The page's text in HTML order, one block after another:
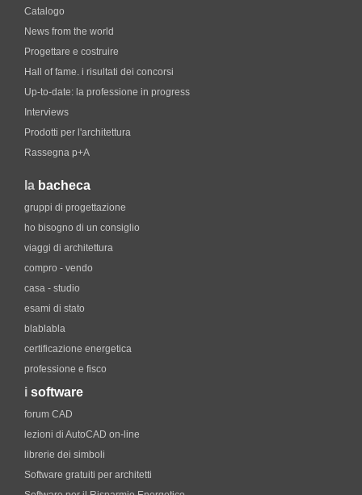
Catalogo
News from the world
Progettare e costruire
Hall of fame. i risultati dei concorsi
Up-to-date: la professione in progress
Interviews
Prodotti per l'architettura
Rassegna p+A
la bacheca
gruppi di progettazione
ho bisogno di un consiglio
viaggi di architettura
compro - vendo
casa - studio
esami di stato
blablabla
certificazione energetica
professione e fisco
i software
forum CAD
lezioni di AutoCAD on-line
librerie dei simboli
Software gratuiti per architetti